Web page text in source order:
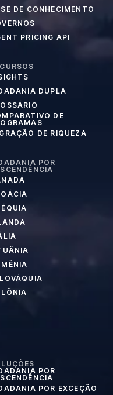
DE CONHECIMENTO
PRICING API
DUPLA
DE
DE RIQUEZA
POR
POR
POR EXCEÇÃO